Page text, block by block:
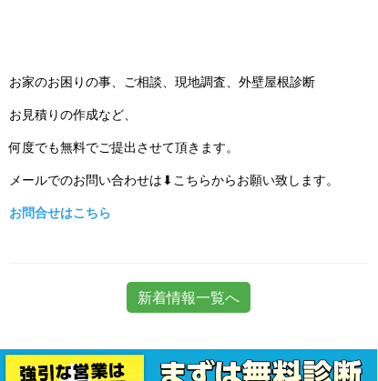
お家のお困りの事、ご相談、現地調査、外壁屋根診断
お見積りの作成など、
何度でも無料でご提出させて頂きます。
メールでのお問い合わせは⬇こちらからお願い致します。
お問合せはこちら
新着情報一覧へ